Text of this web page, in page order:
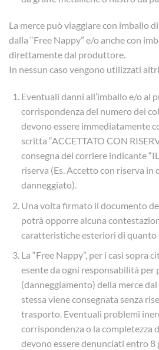
La merce può viaggiare con imballo
dalla “Free Nappy” e/o anche con
direttamente dal produttore.
In nessun caso vengono utilizzati
Eventuali danni all’imballo e/o al
corrispondenza del numero dei
devono essere immediatamente
scritta “ACCETTATO CON
consegna del corriere indicante
riserva (Es. Accetto con riserva in
danneggiato).
Una volta firmato il documento
potrà opporre alcuna
caratteristiche esteriori di quanto
La “Free Nappy”, per i casi sopra
esente da ogni responsabilità per
(danneggiamento) della merce
stessa viene consegnata senza
trasporto. Eventuali problemi
corrispondenza o la completezza
devono essere denunciati entro 8